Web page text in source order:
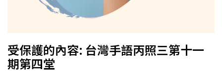
受保護的內容: 台灣手語丙照三第十一
期第四堂